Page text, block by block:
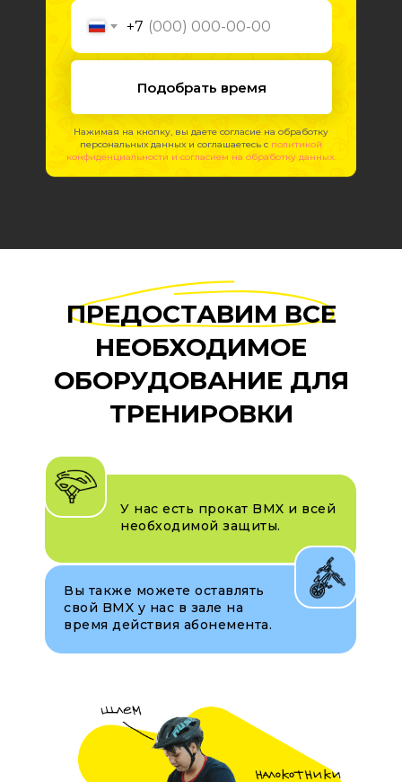
Подобрать время
Нажимая на кнопку, вы даете согласие на обработку
персональных данных и соглашаетесь c политикой
конфиденциальности и согласием на обработку данных.
+7
ПРЕДОСТАВИМ ВСЕ
НЕОБХОДИМОЕ
ОБОРУДОВАНИЕ ДЛЯ
ТРЕНИРОВКИ
У нас есть прокат BMX и всей
необходимой защиты.
Вы также можете оставлять
свой BMX у нас в зале на
время действия абонемента.